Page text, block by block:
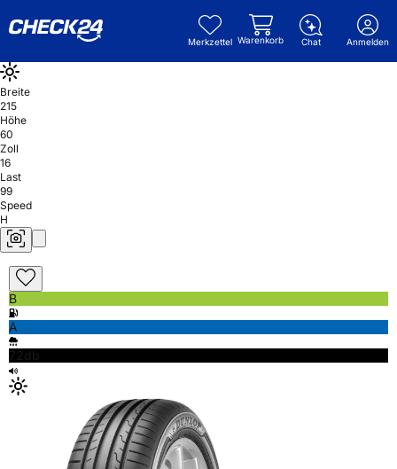
Merkzettel Warenkorb Chat Anmelden
Breite
215
Höhe
60
Zoll
16
Last
99
Speed
H
B
A
72db